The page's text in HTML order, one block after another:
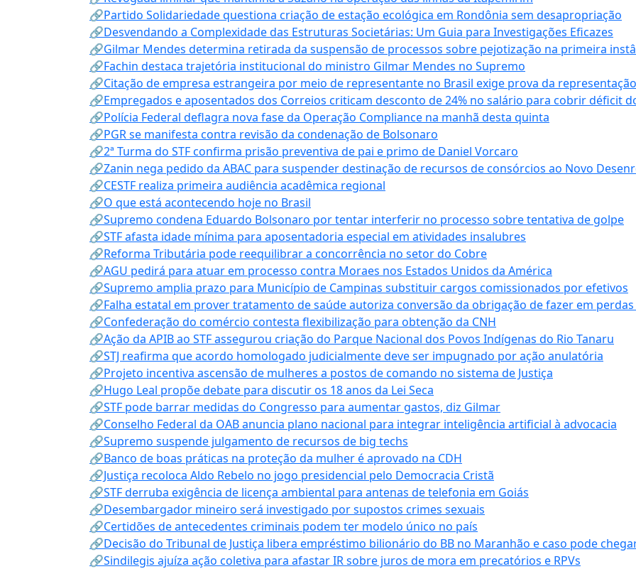
🔗Partido Solidariedade questiona criação de estação ecológica em Rondônia sem desapropriação
🔗Desvendando a Complexidade das Estruturas Societárias: Um Guia para Investigações Eficazes
🔗Gilmar Mendes determina retirada da suspensão de processos sobre pejotização na primeira
🔗Fachin destaca trajetória institucional do ministro Gilmar Mendes no Supremo
🔗Citação de empresa estrangeira por meio de representante no Brasil exige prova da representação
🔗Empregados e aposentados dos Correios criticam desconto de 24% no salário para cobrir déficit
🔗Polícia Federal deflagra nova fase da Operação Compliance na manhã desta quinta
🔗PGR se manifesta contra revisão da condenação de Bolsonaro
🔗2ª Turma do STF confirma prisão preventiva de pai e primo de Daniel Vorcaro
🔗Zanin nega pedido da ABAC para suspender destinação de recursos de consórcios ao Novo
🔗CESTF realiza primeira audiência acadêmica regional
🔗O que está acontecendo hoje no Brasil
🔗Supremo condena Eduardo Bolsonaro por tentar interferir no processo sobre tentativa de golpe
🔗STF afasta idade mínima para aposentadoria especial em atividades insalubres
🔗Reforma Tributária pode reequilibrar a concorrência no setor do Cobre
🔗AGU pedirá para atuar em processo contra Moraes nos Estados Unidos da América
🔗Supremo amplia prazo para Município de Campinas substituir cargos comissionados por efetivos
🔗Falha estatal em prover tratamento de saúde autoriza conversão da obrigação de fazer em perdas
🔗Confederação do comércio contesta flexibilização para obtenção da CNH
🔗Ação da APIB ao STF assegurou criação do Parque Nacional dos Povos Indígenas do Rio Tanaru
🔗STJ reafirma que acordo homologado judicialmente deve ser impugnado por ação anulatória
🔗Projeto incentiva ascensão de mulheres a postos de comando no sistema de Justiça
🔗Hugo Leal propõe debate para discutir os 18 anos da Lei Seca
🔗STF pode barrar medidas do Congresso para aumentar gastos, diz Gilmar
🔗Conselho Federal da OAB anuncia plano nacional para integrar inteligência artificial à advocacia
🔗Supremo suspende julgamento de recursos de big techs
🔗Banco de boas práticas na proteção da mulher é aprovado na CDH
🔗Justiça recoloca Aldo Rebelo no jogo presidencial pelo Democracia Cristã
🔗STF derruba exigência de licença ambiental para antenas de telefonia em Goiás
🔗Desembargador mineiro será investigado por supostos crimes sexuais
🔗Certidões de antecedentes criminais podem ter modelo único no país
🔗Decisão do Tribunal de Justiça libera empréstimo bilionário do BB no Maranhão e caso pode chegar
🔗Sindilegis ajuíza ação coletiva para afastar IR sobre juros de mora em precatórios e RPVs